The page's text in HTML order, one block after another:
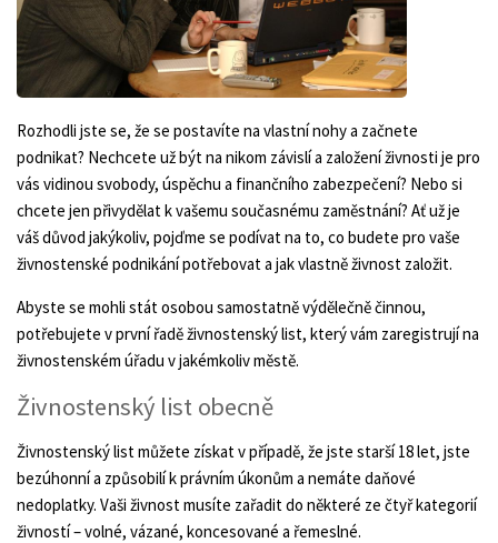
Rozhodli jste se, že se postavíte na vlastní nohy a začnete
podnikat? Nechcete už být na nikom závislí a založení živnosti je pro
vás vidinou svobody, úspěchu a finančního zabezpečení? Nebo si
chcete jen přivydělat k vašemu současnému zaměstnání? Ať už je
váš důvod jakýkoliv, pojďme se podívat na to, co budete pro vaše
živnostenské podnikání potřebovat a jak vlastně živnost založit.
Abyste se mohli stát osobou samostatně výdělečně činnou,
potřebujete v první řadě živnostenský list, který vám zaregistrují na
živnostenském úřadu v jakémkoliv městě.
Živnostenský list obecně
Živnostenský list můžete získat v případě, že jste starší 18 let, jste
bezúhonní a způsobilí k právním úkonům a nemáte daňové
nedoplatky. Vaši živnost musíte zařadit do některé ze čtyř kategorií
živností – volné, vázané, koncesované a řemeslné.